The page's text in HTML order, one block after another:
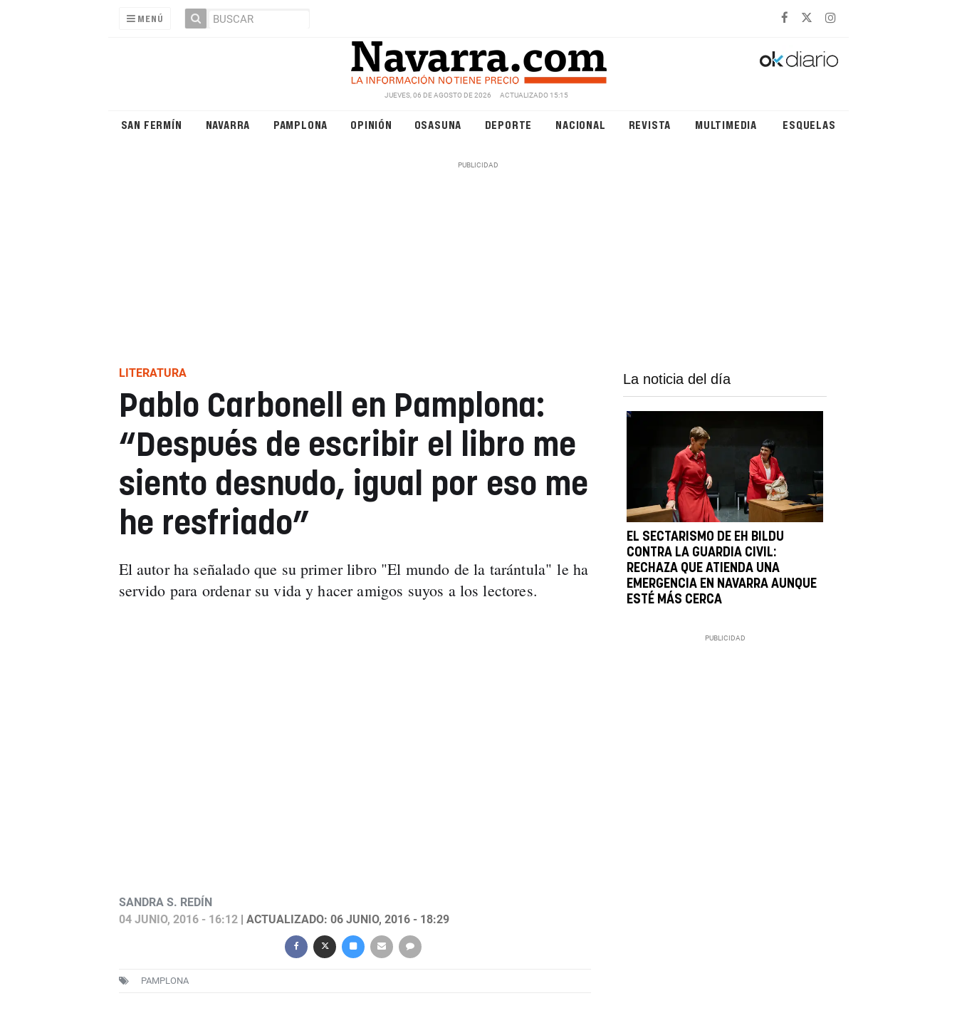
MENÚ
JUEVES, 06 DE AGOSTO DE 2026 ACTUALIZADO 15:15
SAN FERMÍN NAVARRA PAMPLONA OPINIÓN OSASUNA DEPORTE NACIONAL REVISTA MULTIMEDIA ESQUELAS
LITERATURA
Pablo Carbonell en Pamplona:
“Después de escribir el libro me
siento desnudo, igual por eso me
he resfriado”
El autor ha señalado que su primer libro "El mundo de la tarántula" le ha
servido para ordenar su vida y hacer amigos suyos a los lectores.
SANDRA S. REDÍN
04 JUNIO, 2016 - 16:12| ACTUALIZADO: 06 JUNIO, 2016 - 18:29
PAMPLONA
La noticia del día
EL SECTARISMO DE EH BILDU
CONTRA LA GUARDIA CIVIL:
RECHAZA QUE ATIENDA UNA
EMERGENCIA EN NAVARRA AUNQUE
ESTÉ MÁS CERCA